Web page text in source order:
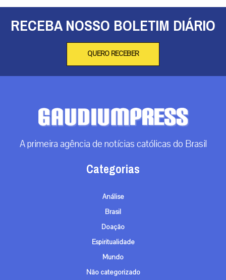
RECEBA NOSSO BOLETIM DIÁRIO
QUERO RECEBER
A primeira agência de notícias católicas do Brasil
Categorias
Análise
Brasil
Doação
Espiritualidade
Mundo
Não categorizado